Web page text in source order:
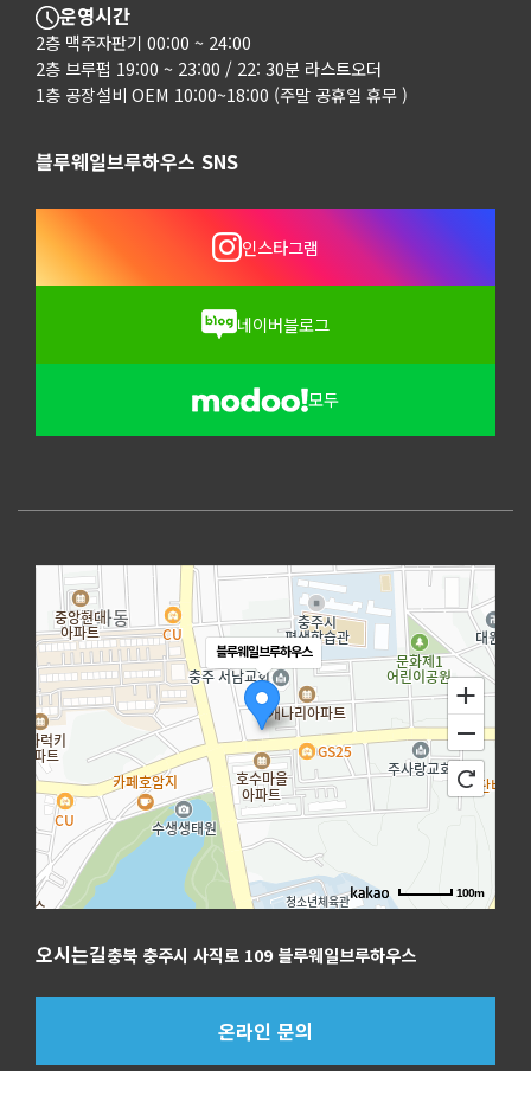
운영시간
2층 맥주자판기 00:00 ~ 24:00
2층 브루펍 19:00 ~ 23:00 / 22: 30분 라스트오더
1층 공장설비 OEM 10:00~18:00 (주말 공휴일 휴무 )
블루웨일브루하우스 SNS
인스타그램
네이버블로그
모두
블루웨일브루하우스
100m
오시는길충북 충주시 사직로 109 블루웨일브루하우스
온라인 문의